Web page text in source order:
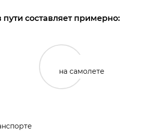
составляет примерно:
на самолете